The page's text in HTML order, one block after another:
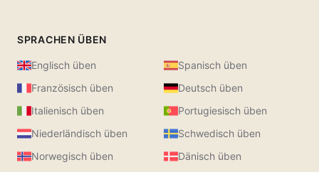
SPRACHEN ÜBEN
Englisch üben
Spanisch üben
Französisch üben
Deutsch üben
Italienisch üben
Portugiesisch üben
Niederländisch üben
Schwedisch üben
Norwegisch üben
Dänisch üben